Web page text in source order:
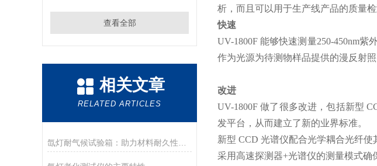
查看全部
相关文章
RELATED ARTICLES
析，而且可以用于生产线产品的质量检
快速
UV-1800F 能够快速测量250-450nm
作为光源为待测物样品提供的漫反射
改进
UV-1800F 做了很多改进，包括新型
发平台，从而建立了新的业界标准。
新型 CCD 光谱仪配合光学耦合光纤使
采用高速探测器+光谱仪的测量模式确